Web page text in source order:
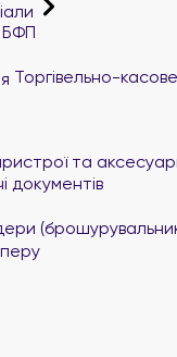
Торгівельно-
та
документів